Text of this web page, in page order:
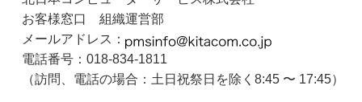
お客様窓口 組織運営部
メールアドレス：
電話番号：018-834-1811
（訪問、電話の場合：土日祝祭日を除く8:45 〜 17:45）